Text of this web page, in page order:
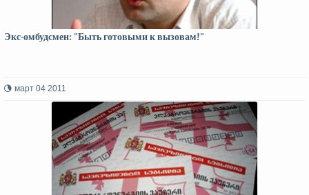
Экс-омбудсмен: "Быть готовыми к вызовам!"
март 04 2011